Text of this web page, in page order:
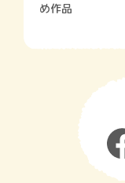
め作品